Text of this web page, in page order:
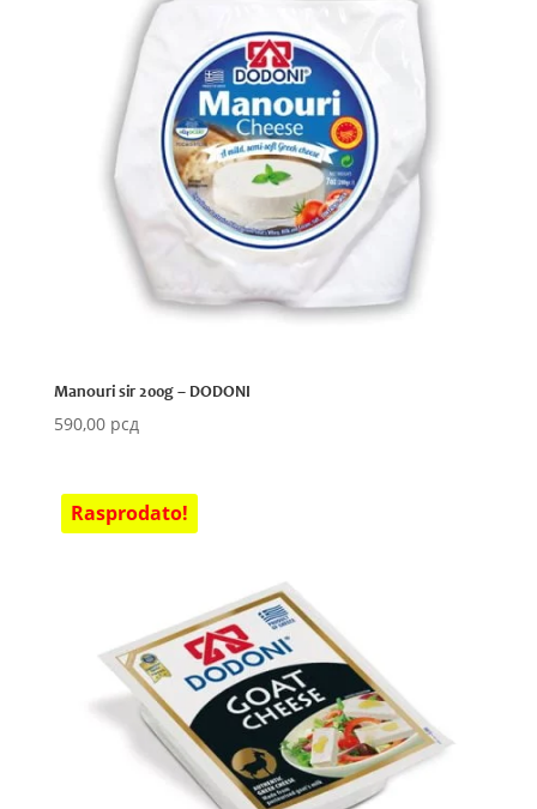
Manouri sir 200g – DODONI
590,00 рсд